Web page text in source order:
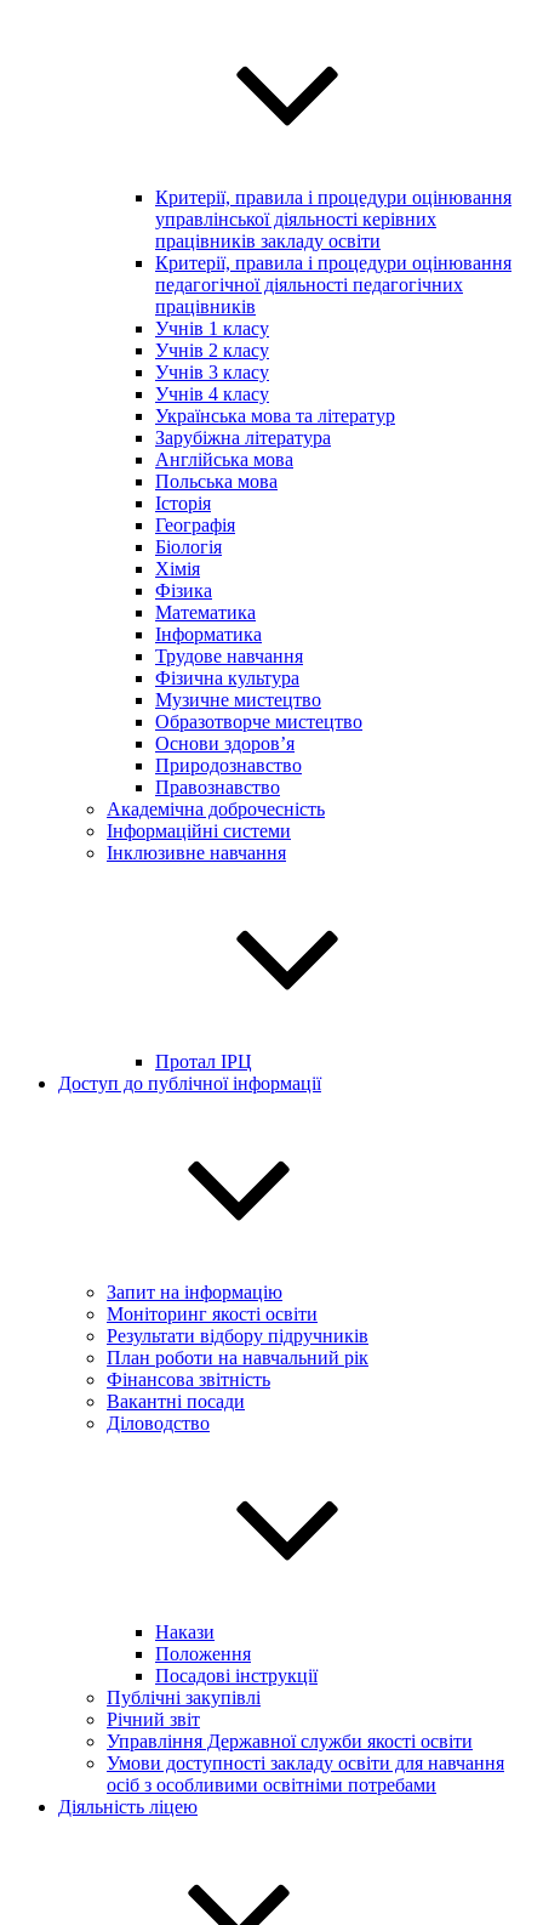
Критерії, правила і процедури оцінювання
управлінської діяльності керівних
працівників закладу освіти
Критерії, правила і процедури оцінювання
педагогічної діяльності педагогічних
працівників
Учнів 1 класу
Учнів 2 класу
Учнів 3 класу
Учнів 4 класу
Українська мова та літератур
Зарубіжна література
Англійська мова
Польська мова
Історія
Географія
Біологія
Хімія
Фізика
Математика
Інформатика
Трудове навчання
Фізична культура
Музичне мистецтво
Образотворче мистецтво
Основи здоров’я
Природознавство
Правознавство
Академічна доброчесність
Інформаційні системи
Інклюзивне навчання
Протал ІРЦ
Доступ до публічної інформації
Запит на інформацію
Моніторинг якості освіти
Результати відбору підручників
План роботи на навчальний рік
Фінансова звітність
Вакантні посади
Діловодство
Накази
Положення
Посадові інструкції
Публічні закупівлі
Річний звіт
Управління Державної служби якості освіти
Умови доступності закладу освіти для навчання
осіб з особливими освітніми потребами
Діяльність ліцею